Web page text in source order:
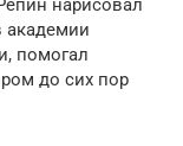
нарисовал
академии
помогал
до сих пор